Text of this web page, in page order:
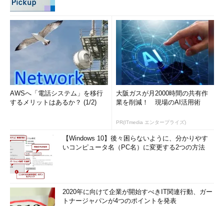
AWSへ「電話システム」を移行
するメリットはあるか？ (1/2)
大阪ガスが月2000時間の共有作
業を削減！ 現場のAI活用術
PR(ITmedia エンタープライズ)
【Windows 10】後々困らないように、分かりやす
いコンピュータ名（PC名）に変更する2つの方法
2020年に向けて企業が開始すべきIT関連行動、ガー
トナージャパンが4つのポイントを発表